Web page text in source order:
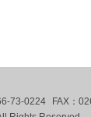
73-0224 FAX：